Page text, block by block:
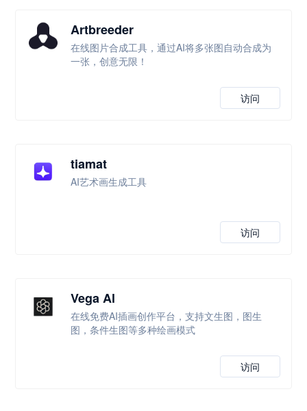
Artbreeder
在线图片合成工具，通过AI将多张图自动合成为
一张，创意无限！
访问
tiamat
AI艺术画生成工具
访问
Vega Al
在线免费AI插画创作平台，支持文生图，图生
图，条件生图等多种绘画模式
访问